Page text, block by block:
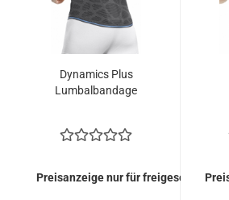
Dynamics Plus
Lumbalbandage
Preisanzeige nur für freigeschaltete